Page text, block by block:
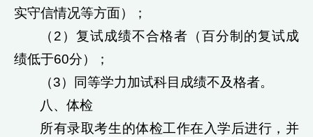
实守信情况等方面）；
（2）复试成绩不合格者（百分制的复试成
绩低于60分）；
（3）同等学力加试科目成绩不及格者。
八、体检
所有录取考生的体检工作在入学后进行，并